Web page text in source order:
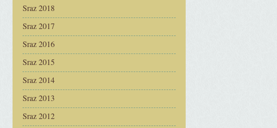
Sraz 2018
Sraz 2017
Sraz 2016
Sraz 2015
Sraz 2014
Sraz 2013
Sraz 2012